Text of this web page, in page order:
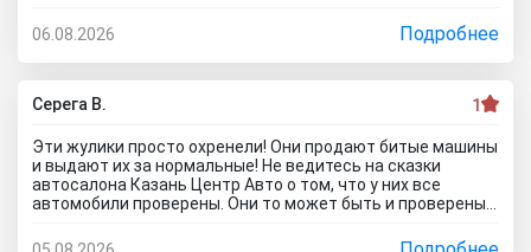
соответственно цена на авто вырастет на приличную
сумму. По телефону озвучивают каско якобы первый год в
подарок, а потом на ваше усмотрение и страхование
жизни не обязательно, если работа не связана с риском
для жизни. Автомобиль типо находится на складе.
привезут его. Какой будет автомобиль? По отзывам об
автосалоне Авиатор были случаи со скрученным
пробегом и рядом недостатков. Народ, не тратьте время
и деньги. Будьте бдительны! Обманщикам в карму все
равно влетит как не крути...
06.08.2026 Подробнее
Серега В. 1
Эти жулики просто охренели! Они продают битые машины
и выдают их за нормальные! Не ведитесь на сказки
автосалона Казань Центр Авто о том, что у них все
автомобили проверены. Они то может быть и проверены,
тоже осматривал такой «проверенный» автомобиль.